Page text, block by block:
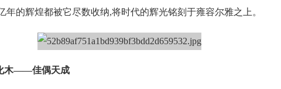
年的辉煌都被它尽数收纳,将时代的辉光铭刻于雍容尔雅之上。
木——佳偶天成